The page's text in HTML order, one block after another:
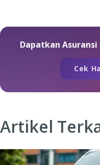
Dapatkan
Cek
Artikel